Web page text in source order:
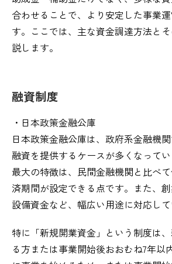
合わせることで、より安定した事業
す。ここでは、主な資金調達方法と
説します。
融資制度
・日本政策金融公庫
日本政策金融公庫は、政府系金融機
融資を提供するケースが多くなって
最大の特徴は、民間金融機関と比べ
済期間が設定できる点です。また、
設備資金など、幅広い用途に対応して
特に「新規開業資金」という制度は
る方または事業開始後おおむね7年以